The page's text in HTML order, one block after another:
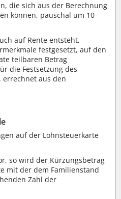
die sich aus der Berechnung
können, pauschal um 10
auf Rente entsteht,
festgesetzt, auf den
teilbaren Betrag
die Festsetzung des
errechnet aus den
auf der Lohnsteuerkarte
so wird der Kürzungsbetrag
mit der dem Familienstand
Zahl der